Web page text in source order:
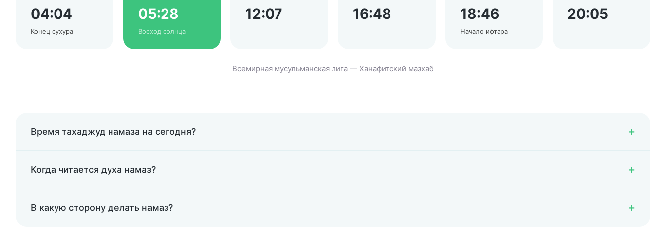
04:04
Конец сухура
05:28
Восход солнца
12:07 16:48 18:46
Начало ифтара
20:05
Всемирная мусульманская лига — Ханафитский мазхаб
Время тахаджуд намаза на сегодня?
Когда читается духа намаз?
В какую сторону делать намаз?